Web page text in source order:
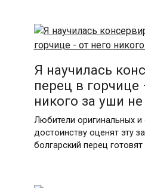
Я научилась
перец в горчице
никого за уши
Любители оригинальных
достоинству оценят эту
болгарский перец готовят